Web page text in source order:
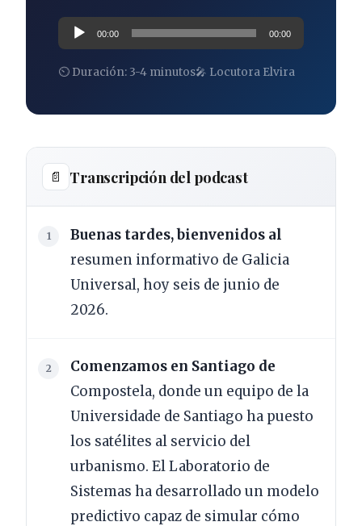
Reproductor
00:00 00:00
⏲ Duración: 3-4 minutos🎤 Locutora Elvira
📄 Transcripción del podcast
Buenas tardes, bienvenidos al
resumen informativo de Galicia
Universal, hoy seis de junio de
2026.
Comenzamos en Santiago de
Compostela, donde un equipo de la
Universidade de Santiago ha puesto
los satélites al servicio del
urbanismo. El Laboratorio de
Sistemas ha desarrollado un modelo
predictivo capaz de simular cómo